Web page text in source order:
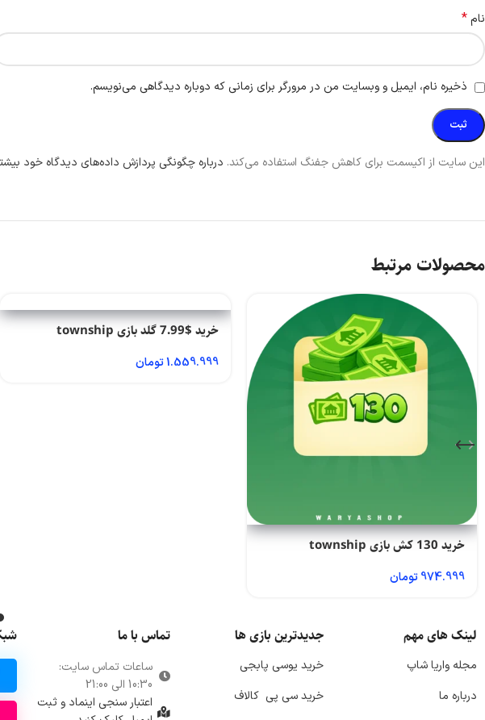
نام*
ذخیره نام، ایمیل و وبسایت من در مرورگر برای زمانی که دوباره دیدگاهی می‌نویسم.
این سایت از اکیسمت برای کاهش جفنگ استفاده می‌کند. درباره چگونگی پردازش داده‌های دیدگاه خود
محصولات مرتبط
خرید 130 کش بازی township
974.999تومان
خرید $7.99 گلد بازی township
1.559.999تومان
لینک های مهم
مجله واریا شاپ
درباره ما
جدیدترین بازی ها
خرید یوسی پابجی
خرید سی پی کالاف
تماس با ما
ساعات تماس سایت:
10:30 الی 21:00
اعتبار سنجی اینماد و ثبت